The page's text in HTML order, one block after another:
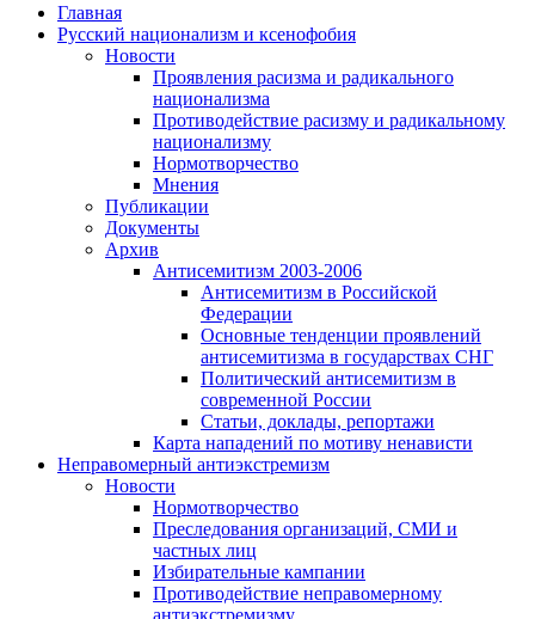
Главная
Русский национализм и ксенофобия
Новости
Проявления расизма и радикального
национализма
Противодействие расизму и радикальному
национализму
Нормотворчество
Мнения
Публикации
Документы
Архив
Антисемитизм 2003-2006
Антисемитизм в Российской
Федерации
Основные тенденции проявлений
антисемитизма в государствах СНГ
Политический антисемитизм в
современной России
Статьи, доклады, репортажи
Карта нападений по мотиву ненависти
Неправомерный антиэкстремизм
Новости
Нормотворчество
Преследования организаций, СМИ и
частных лиц
Избирательные кампании
Противодействие неправомерному
антиэкстремизму